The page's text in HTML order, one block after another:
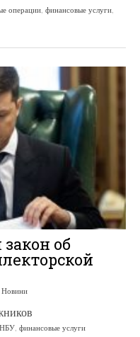
операции финансовые услуги
об
Новини
НБУ, финансовые услуги